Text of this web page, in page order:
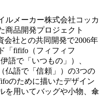
ルメーカー株式会社コッカ
商品開発プロジェクト
会社との共同開発で2006年
「fififo（フィフィフ
語で「いつもの」）、
仏語で「信頼」）の3つの
のために描いたデザイン
を用いてバッグや小物、傘